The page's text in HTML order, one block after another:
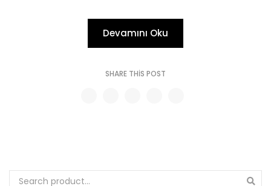
Devamını Oku
SHARE THIS POST